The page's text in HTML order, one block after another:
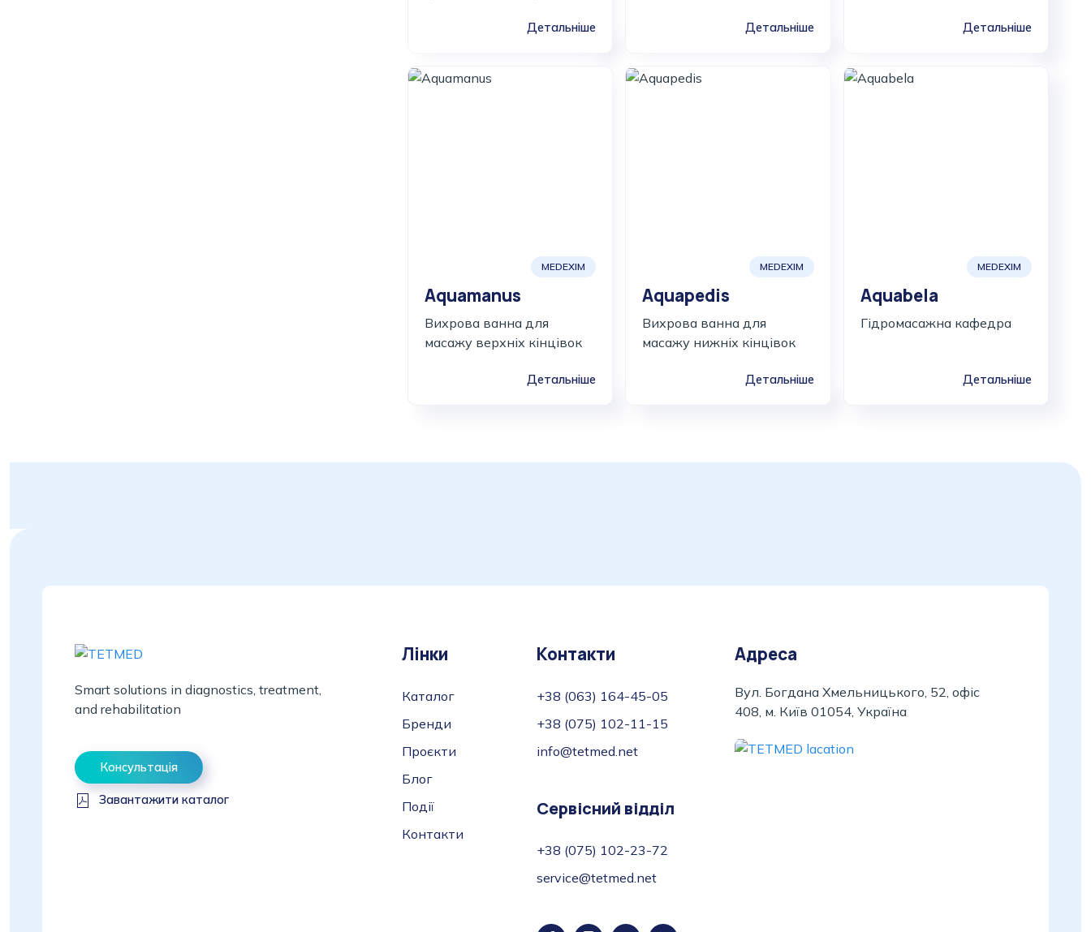
Детальніше Детальніше Детальніше
MEDEXIM
Aquamanus
Вихрова ванна для
масажу верхніх кінцівок
Детальніше
MEDEXIM
Aquapedis
Вихрова ванна для
масажу нижніх кінцівок
Детальніше
MEDEXIM
Aquabela
Гідромасажна кафедра
Детальніше
Smart solutions in diagnostics, treatment,
and rehabilitation
Консультація
Завантажити каталог
Лінки
Каталог
Бренди
Проєкти
Блог
Події
Контакти
Контакти
+38 (063) 164-45-05
+38 (075) 102-11-15
info@tetmed.net
Сервісний відділ
+38 (075) 102-23-72
service@tetmed.net
Адреса
Вул. Богдана Хмельницького, 52, офіс
408, м. Київ 01054, Україна